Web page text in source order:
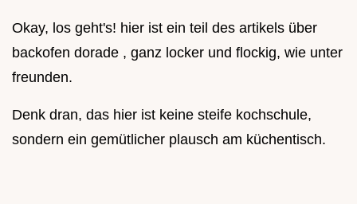
Okay, los geht's! hier ist ein teil des artikels über
backofen dorade , ganz locker und flockig, wie unter
freunden.
Denk dran, das hier ist keine steife kochschule,
sondern ein gemütlicher plausch am küchentisch.